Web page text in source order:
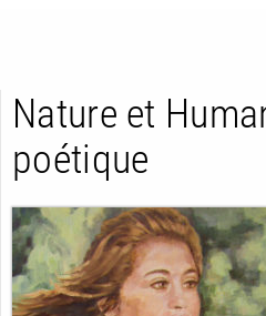
RETOUR
RETOUR
RETOUR
Nature et
poétique